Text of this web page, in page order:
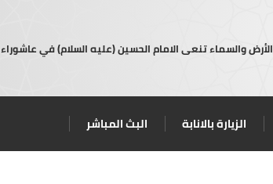
الأرض والسماء تنعى الامام الحسين (عليه السلام) في عاشوراء
الزيارة بالانابة البث المباشر